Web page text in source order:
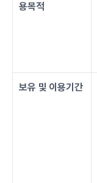
용목적
보유 및 이용기간